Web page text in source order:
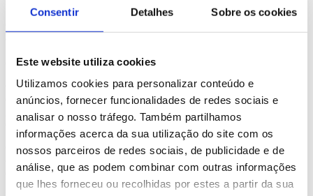
Consentir Detalhes Sobre os cookies
Este website utiliza cookies
Utilizamos cookies para personalizar conteúdo e
anúncios, fornecer funcionalidades de redes sociais e
analisar o nosso tráfego. Também partilhamos
informações acerca da sua utilização do site com os
nossos parceiros de redes sociais, de publicidade e de
análise, que as podem combinar com outras informações
que lhes forneceu ou recolhidas por estes a partir da sua
dos Estados Unidos, Gestão, Psicologia, entre outros.
O High School nos EUA é caracterizado por um método
educacional interdisciplinar que proporciona aos estudantes uma
grande diversidade de matérias, além de várias atividades
extracurriculares.
O ambiente das escolas públicas tende a ser mais descontraído e dá a
oportunidade de conviver com alunos locais. É a opção ideal para
quem procura um maior contacto com a...